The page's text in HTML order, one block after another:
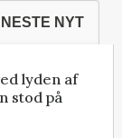
NYT
lyden af
stod på